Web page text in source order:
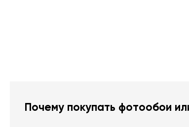
Почему покупать фотообои